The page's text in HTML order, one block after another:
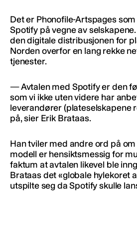
Det er Phonofile-Artspages
Spotify på vegne av
den digitale distribusjonen for
Norden overfor en lang rekke
tjenester.
— Avtalen med Spotify er den
som vi ikke uten videre har
leverandører (plateselskapene
på, sier Erik Brataas.
Han tviler med andre ord på
modell er hensiktsmessig for
faktum at avtalen likevel ble
Brataas det «globale hylekoret
utspilte seg da Spotify skulle